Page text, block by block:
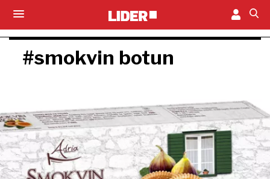
#smokvin botun